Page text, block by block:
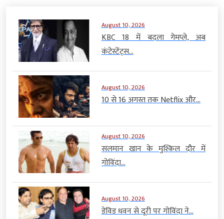
August 10, 2026
KBC 18 में बदला गेमप्ले, अब
कंटेस्टेंट्स...
August 10, 2026
10 से 16 अगस्त तक Netflix और...
August 10, 2026
सलमान खान के मुश्किल दौर में
गोविंदा...
August 10, 2026
डेविड धवन से दूरी पर गोविंदा ने...